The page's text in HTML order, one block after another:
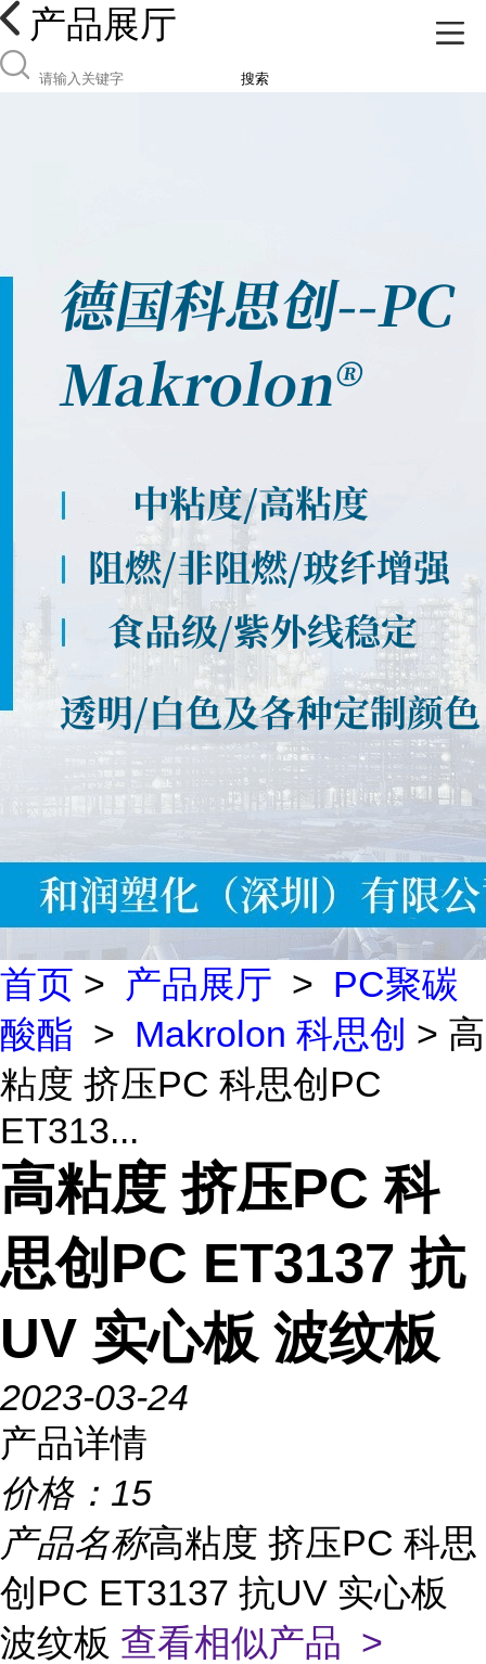
产品展厅
搜索
首页 > 产品展厅 > PC聚碳
酸酯 > Makrolon 科思创 > 高
粘度 挤压PC 科思创PC
ET313...
高粘度 挤压PC 科
思创PC ET3137 抗
UV 实心板 波纹板
2023-03-24
产品详情
价格： 15
产品名称高粘度 挤压PC 科思
创PC ET3137 抗UV 实心板
波纹板 查看相似产品 >